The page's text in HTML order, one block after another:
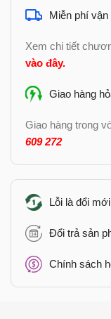
Miễn phí
Xem chi tiết
vào đây.
Giao hàng
Giao hàng trong
609 272
Lỗi là đổi
Đổi trả sản
Chính sách